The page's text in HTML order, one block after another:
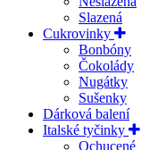
Slazená
Cukrovinky
Bonbóny
Čokolády
Nugátky
Sušenky
Dárková balení
Italské tyčinky
Ochucené